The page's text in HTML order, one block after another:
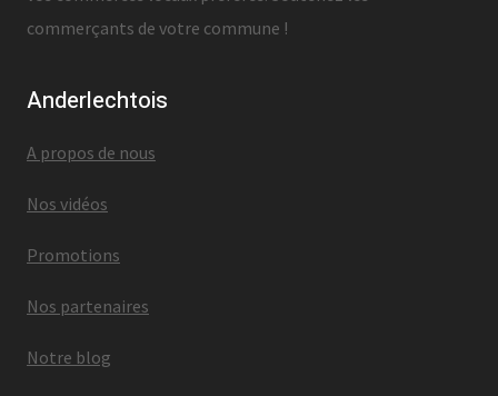
commerçants de votre commune !
Anderlechtois
A propos de nous
Nos vidéos
Promotions
Nos partenaires
Notre blog